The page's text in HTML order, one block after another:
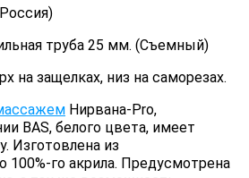
труба 25 мм. (Съемный)
на защелках, низ на саморезах.
Нирвана-Pro,
BAS, белого цвета, имеет
Изготовлена из
100%-го акрила. Предусмотрена